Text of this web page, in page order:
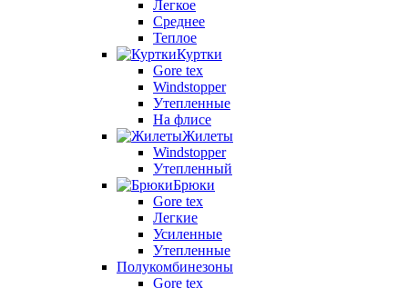
Легкое
Среднее
Теплое
Куртки
Gore tex
Windstopper
Утепленные
На флисе
Жилеты
Windstopper
Утепленный
Брюки
Gore tex
Легкие
Усиленные
Утепленные
Полукомбинезоны
Gore tex